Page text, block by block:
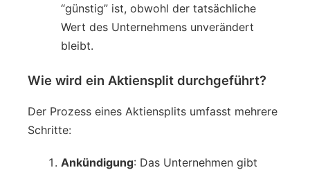
“günstig” ist, obwohl der tatsächliche
Wert des Unternehmens unverändert
bleibt.
Wie wird ein Aktiensplit durchgeführt?
Der Prozess eines Aktiensplits umfasst mehrere
Schritte:
Ankündigung: Das Unternehmen gibt